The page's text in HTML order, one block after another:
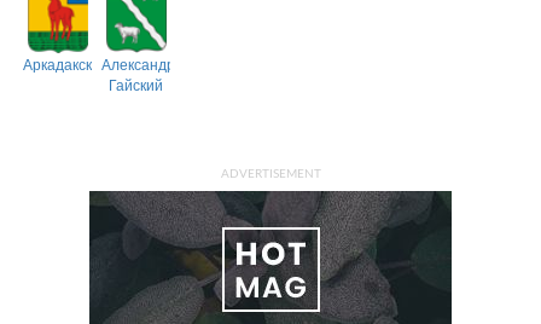
АркадакскийАлександрово-
Гайский
ADVERTISEMENT